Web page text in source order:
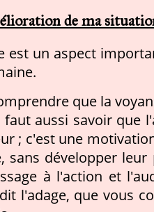
de ma
est un aspect
que la
faut aussi savoir que
; c'est une
sans développer
à l'action et
l'adage, que vous